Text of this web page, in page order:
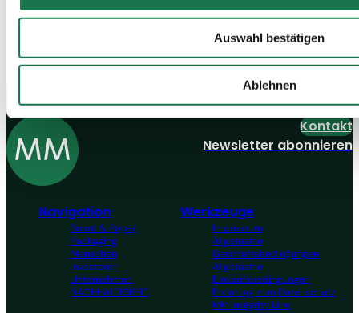
Auswahl bestätigen
Ablehnen
Entdecke unsere
Navigation
Board & Paper
Packaging
Menschen
Investoren
Unternehmen
NACHHALTIGKEIT
Werkzeuge
Impressum
Allgemeine
Geschäftsbedingungen
Allgemeine
Einkaufsbedingungen
Erklärung zum Datenschutz
MM Integrity Line
Kontakt
Newsletter abonnieren